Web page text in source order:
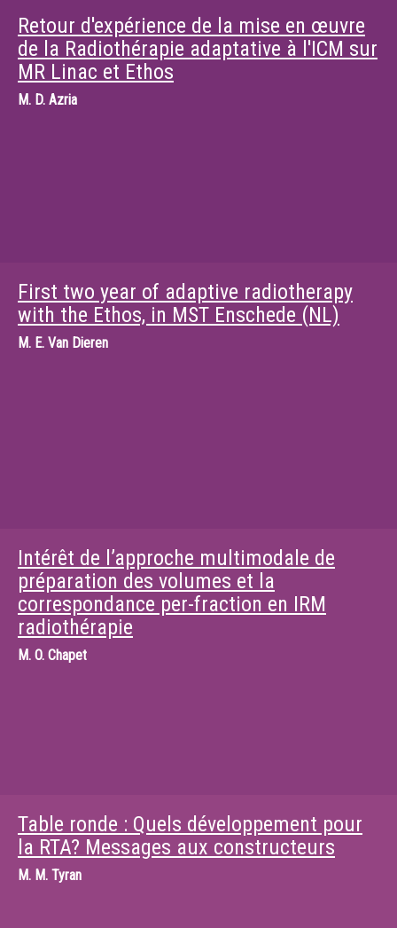
Retour d'expérience de la mise en œuvre
de la Radiothérapie adaptative à l'ICM sur
MR Linac et Ethos
M. D. Azria
First two year of adaptive radiotherapy
with the Ethos, in MST Enschede (NL)
M. E. Van Dieren
Intérêt de l’approche multimodale de
préparation des volumes et la
correspondance per-fraction en IRM
radiothérapie
M. O. Chapet
Table ronde : Quels développement pour
la RTA? Messages aux constructeurs
M. M. Tyran